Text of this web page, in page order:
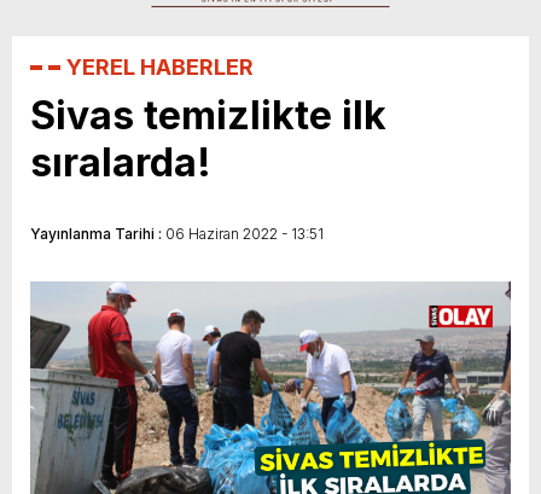
YEREL HABERLER
Sivas temizlikte ilk
sıralarda!
Yayınlanma Tarihi : 06 Haziran 2022 - 13:51